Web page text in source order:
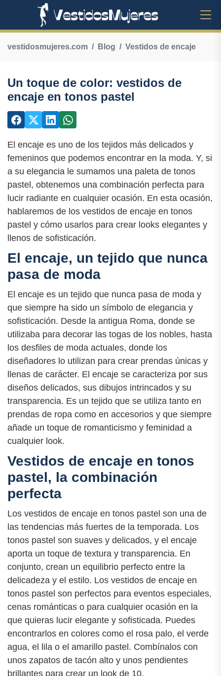
vestidosmujeres.com Blog Vestidos de encaje
Un toque de color: vestidos de
encaje en tonos pastel
El encaje es uno de los tejidos más delicados y
femeninos que podemos encontrar en la moda. Y, si
a su elegancia le sumamos una paleta de tonos
pastel, obtenemos una combinación perfecta para
lucir radiante en cualquier ocasión. En esta ocasión,
hablaremos de los vestidos de encaje en tonos
pastel y cómo usarlos para crear looks elegantes y
llenos de sofisticación.
El encaje, un tejido que nunca
pasa de moda
El encaje es un tejido que nunca pasa de moda y
que siempre ha sido un símbolo de elegancia y
sofisticación. Desde la antigua Roma, donde se
utilizaba para decorar las togas de los nobles, hasta
los desfiles de moda actuales, donde los
diseñadores lo utilizan para crear prendas únicas y
llenas de carácter. El encaje se caracteriza por sus
diseños delicados, sus dibujos intrincados y su
transparencia. Es un tejido que se utiliza tanto en
prendas de ropa como en accesorios y que siempre
añade un toque de romanticismo y feminidad a
cualquier look.
Vestidos de encaje en tonos
pastel, la combinación
perfecta
Los vestidos de encaje en tonos pastel son una de
las tendencias más fuertes de la temporada. Los
tonos pastel son suaves y delicados, y el encaje
aporta un toque de textura y transparencia. En
conjunto, crean un equilibrio perfecto entre la
delicadeza y el estilo. Los vestidos de encaje en
tonos pastel son perfectos para eventos especiales,
cenas románticas o para cualquier ocasión en la
que quieras lucir elegante y sofisticada. Puedes
encontrarlos en colores como el rosa palo, el verde
agua, el lila o el amarillo pastel. Combínalos con
unos zapatos de tacón alto y unos pendientes
brillantes para crear un look de 10.